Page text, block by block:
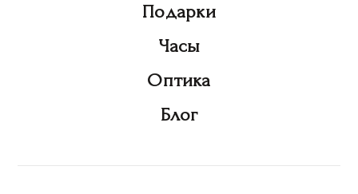
Подарки
Часы
Оптика
Блог